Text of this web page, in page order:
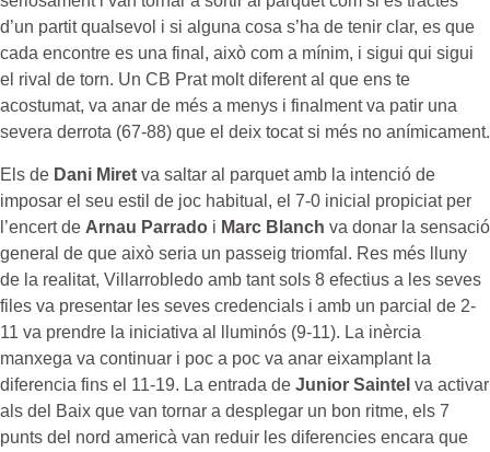
d’un partit qualsevol i si alguna cosa s’ha de tenir clar, es que
cada encontre es una final, això com a mínim, i sigui qui sigui
el rival de torn. Un CB Prat molt diferent al que ens te
acostumat, va anar de més a menys i finalment va patir una
severa derrota (67-88) que el deix tocat si més no anímicament.
Els de Dani Miret va saltar al parquet amb la intenció de
imposar el seu estil de joc habitual, el 7-0 inicial propiciat per
l’encert de Arnau Parrado i Marc Blanch va donar la sensació
general de que això seria un passeig triomfal. Res més lluny
de la realitat, Villarrobledo amb tant sols 8 efectius a les seves
files va presentar les seves credencials i amb un parcial de 2-
11 va prendre la iniciativa al lluminós (9-11). La inèrcia
manxega va continuar i poc a poc va anar eixamplant la
diferencia fins el 11-19. La entrada de Junior Saintel va activar
als del Baix que van tornar a desplegar un bon ritme, els 7
punts del nord americà van reduir les diferencies encara que